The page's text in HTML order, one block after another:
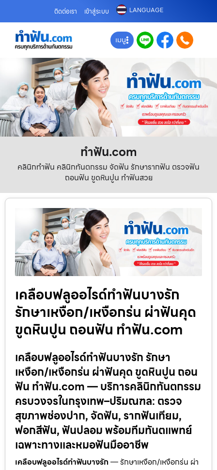
ติดต่อเรา เข้าสู่ระบบ LANGUAGE
เมนู
ทําฟัน.com
คลินิกทำฟัน คลินิกทันตกรรม จัดฟัน รักษารากฟัน ตรวจฟัน
ถอนฟัน ขูดหินปูน ทำฟันสวย
เคลือบฟลูออไรด์ทำฟันบางรัก
รักษาเหงือก/เหงือกร่น ผ่าฟันคุด
ขูดหินปูน ถอนฟัน ทำฟัน.com
เคลือบฟลูออไรด์ทำฟันบางรัก รักษา
เหงือก/เหงือกร่น ผ่าฟันคุด ขูดหินปูน ถอน
ฟัน ทำฟัน.com — บริการคลินิกทันตกรรม
ครบวงจรในกรุงเทพ–ปริมณฑล: ตรวจ
สุขภาพช่องปาก, จัดฟัน, รากฟันเทียม,
ฟอกสีฟัน, ฟันปลอม พร้อมทีมทันตแพทย์
เฉพาะทางและหมอฟันมืออาชีพ
เคลือบฟลูออไรด์ทำฟันบางรัก— รักษาเหงือก/เหงือกร่น ผ่า